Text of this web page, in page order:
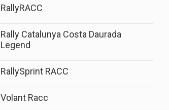
RallyRACC
Rally Catalunya Costa Daurada
Legend
RallySprint RACC
Volant Racc